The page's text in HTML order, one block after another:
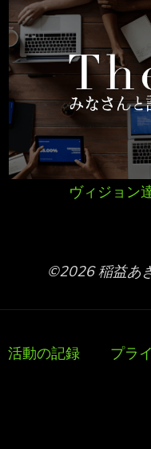
ヴィジョン
©2026 稲益あ
活動の記録 プラ